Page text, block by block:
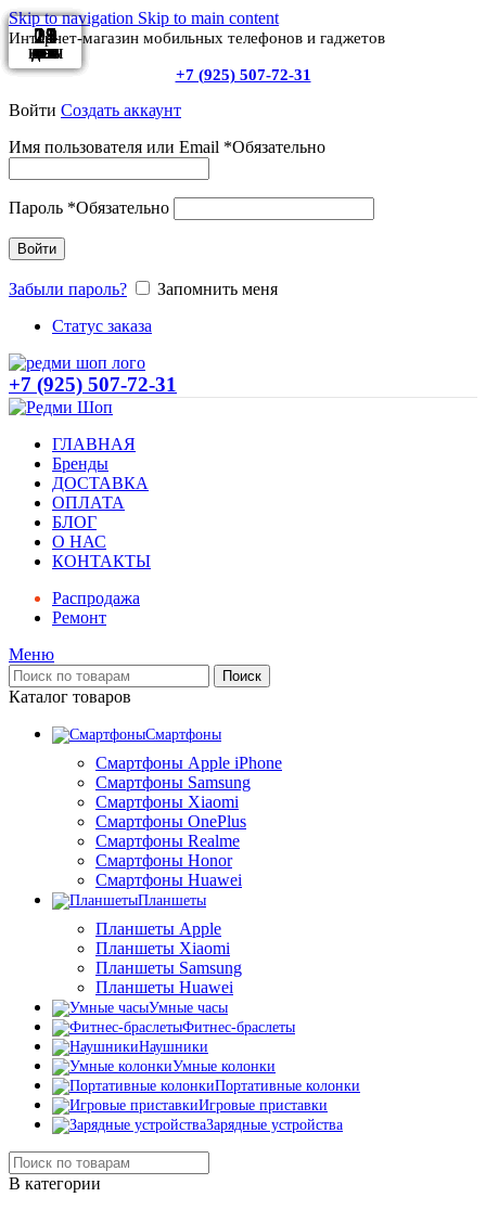
Skip to navigation Skip to main content
Интернет-магазин мобильных телефонов и гаджетов
+7 (925) 507-72-31
Войти Создать аккаунт
Имя пользователя или Email *Обязательно
Пароль *Обязательно
Войти
Забыли пароль?
Запомнить меня
Статус заказа
+7 (925) 507-72-31
ГЛАВНАЯ
Бренды
ДОСТАВКА
ОПЛАТА
БЛОГ
О НАС
КОНТАКТЫ
Распродажа
Ремонт
Меню
Поиск
Каталог товаров
Смартфоны
Смартфоны Apple iPhone
Смартфоны Samsung
Смартфоны Xiaomi
Смартфоны OnePlus
Смартфоны Realme
Смартфоны Honor
Смартфоны Huawei
Планшеты
Планшеты Apple
Планшеты Xiaomi
Планшеты Samsung
Планшеты Huawei
Умные часы
Фитнес-браслеты
Наушники
Умные колонки
Портативные колонки
Игровые приставки
Зарядные устройства
В категории
14
ЯНВ
29
ИЮН
13
ЯНВ
03
ДЕК
11
ЯНВ
21
ФЕВ
11
ФЕВ
29
ДЕК
24
ДЕК